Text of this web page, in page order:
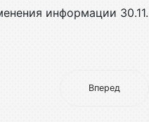
информации
Вперед